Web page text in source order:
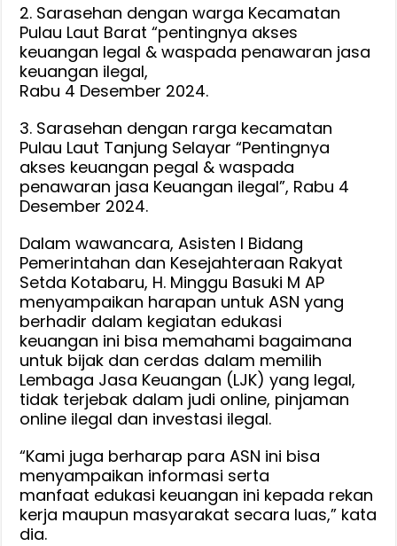
2. Sarasehan dengan warga Kecamatan
Pulau Laut Barat “pentingnya akses
keuangan legal & waspada penawaran jasa
keuangan ilegal,
Rabu 4 Desember 2024.
3. Sarasehan dengan rarga kecamatan
Pulau Laut Tanjung Selayar “Pentingnya
akses keuangan pegal & waspada
penawaran jasa Keuangan ilegal”, Rabu 4
Desember 2024.
Dalam wawancara, Asisten I Bidang
Pemerintahan dan Kesejahteraan Rakyat
Setda Kotabaru, H. Minggu Basuki M AP
menyampaikan harapan untuk ASN yang
berhadir dalam kegiatan edukasi
keuangan ini bisa memahami bagaimana
untuk bijak dan cerdas dalam memilih
Lembaga Jasa Keuangan (LJK) yang legal,
tidak terjebak dalam judi online, pinjaman
online ilegal dan investasi ilegal.
“Kami juga berharap para ASN ini bisa
menyampaikan informasi serta
manfaat edukasi keuangan ini kepada rekan
kerja maupun masyarakat secara luas,” kata
dia.